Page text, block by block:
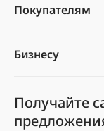
Покупателям
Бизнесу
Получайте